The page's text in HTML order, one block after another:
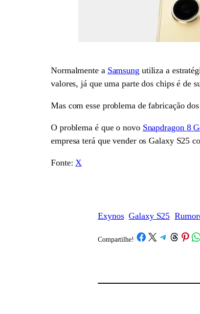
Normalmente a Samsung utiliza a
valores, já que uma parte dos chips é de
Mas com esse problema de fabricação dos
O problema é que o novo Snapdragon 8
empresa terá que vender os Galaxy S25
Fonte:X
Exynos Galaxy S25
Compartilhe! /Share on Facebook
Share on X Share on Telegram
Share on Threads
Share on